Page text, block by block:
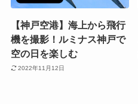
【神戸空港】海上から飛行
機を撮影！ルミナス神戸で
空の日を楽しむ
2022年11月12日